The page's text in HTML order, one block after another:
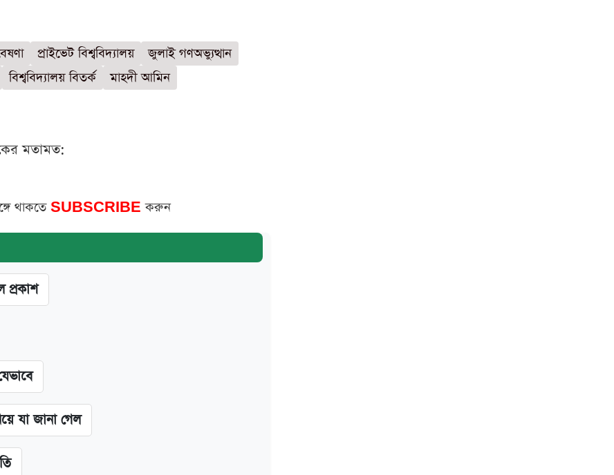
প্রাইভেট বিশ্ববিদ্যালয়
জুলাই গণঅভ্যুত্থান
বিশ্ববিদ্যালয় বিতর্ক মাহদী আমিন
মতামত:
থাকতে SUBSCRIBEকরুন
প্রকাশ
যা জানা গেল